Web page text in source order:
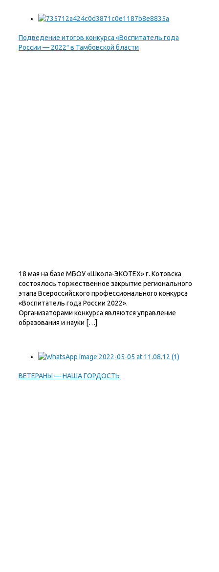
Подведение итогов конкурса «Воспитатель года
России — 2022″ в Тамбовской бласти
18 мая на базе МБОУ «Школа-ЭКОТЕХ» г. Котовска
состоялось торжественное закрытие регионального
этапа Всероссийского профессионального конкурса
«Воспитатель года России 2022».
Организаторами конкурса являются управление
образования и науки […]
ВЕТЕРАНЫ — НАША ГОРДОСТЬ